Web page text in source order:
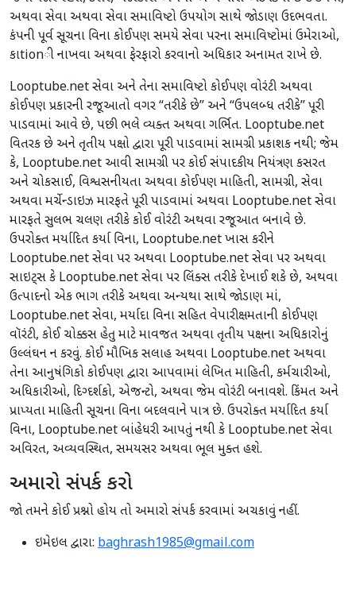
અથવા સેવા અથવા સેવા સમાવિષ્ટો ઉપયોગ સાથે જોડાણ ઉદભવતા.
કંપની પૂર્વ સૂચના વિના કોઈપણ સમયે સેવા પરના સમાવિષ્ટોમાં ઉમેરાઓ,
કાtionી નાખવા અથવા ફેરફારો કરવાનો અધિકાર અનામત રાખે છે.
Looptube.net સેવા અને તેના સમાવિષ્ટો કોઈપણ વોરંટી અથવા
કોઈપણ પ્રકારની રજૂઆતો વગર “તરીકે છે” અને “ઉપલબ્ધ તરીકે” પૂરી
પાડવામાં આવે છે, પછી ભલે વ્યક્ત અથવા ગર્ભિત. Looptube.net
વિતરક છે અને તૃતીય પક્ષો દ્વારા પૂરી પાડવામાં સામગ્રી પ્રકાશક નથી; જેમ
કે, Looptube.net આવી સામગ્રી પર કોઈ સંપાદકીય નિયંત્રણ કસરત
અને ચોકસાઈ, વિશ્વસનીયતા અથવા કોઈપણ માહિતી, સામગ્રી, સેવા
અથવા મર્ચેન્ડાઇઝ મારફતે પૂરી પાડવામાં અથવા Looptube.net સેવા
મારફતે સુલભ ચલણ તરીકે કોઈ વોરંટી અથવા રજૂઆત બનાવે છે.
ઉપરોક્ત મર્યાદિત કર્યા વિના, Looptube.net ખાસ કરીને
Looptube.net સેવા પર અથવા Looptube.net સેવા પર અથવા
સાઇટ્સ કે Looptube.net સેવા પર લિંક્સ તરીકે દેખાઈ શકે છે, અથવા
ઉત્પાદનો એક ભાગ તરીકે અથવા અન્યથા સાથે જોડાણ માં,
Looptube.net સેવા, મર્યાદા વિના સહિત વેપારીક્ષમતાની કોઈપણ
વૉરંટી, કોઈ ચોક્કસ હેતુ માટે માવજત અથવા તૃતીય પક્ષના અધિકારોનું
ઉલ્લંઘન ન કરવું. કોઈ મૌખિક સલાહ અથવા Looptube.net અથવા
તેના આનુષંગિકો કોઈપણ દ્વારા આપવામાં લેખિત માહિતી, કર્મચારીઓ,
અધિકારીઓ, દિગ્દર્શકો, એજન્ટો, અથવા જેમ વોરંટી બનાવશે. કિંમત અને
પ્રાપ્યતા માહિતી સૂચના વિના બદલવાને પાત્ર છે. ઉપરોક્ત મર્યાદિત કર્યા
વિના, Looptube.net બાંહેધરી આપતું નથી કે Looptube.net સેવા
અવિરત, અવ્યવસ્થિત, સમયસર અથવા ભૂલ મુક્ત હશે.
અમારો સંપર્ક કરો
જો તમને કોઈ પ્રશ્નો હોય તો અમારો સંપર્ક કરવામાં અચકાવું નહીં.
ઇમેઇલ દ્વારા: baghrash1985@gmail.com